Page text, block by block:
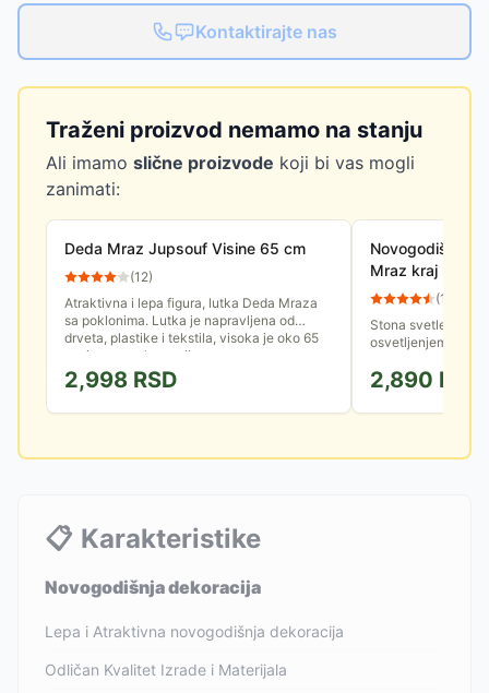
Kontaktirajte nas
Traženi proizvod nemamo na stanju
Ali imamo slične proizvode koji bi vas mogli
zanimati:
Deda Mraz Jupsouf Visine 65 cm
(12)
Atraktivna i lepa figura, lutka Deda Mraza
sa poklonima. Lutka je napravljena od
drveta, plastike i tekstila, visoka je oko 65
cm i samostalno stoji....
2,998 RSD
Novogodišnja
Mraz kraj
(11
Stona svetleća
osvetljenjem i
duhom
2,890 RSD
📋 Karakteristike
Novogodišnja dekoracija
Lepa i Atraktivna novogodišnja dekoracija
Odličan Kvalitet Izrade i Materijala